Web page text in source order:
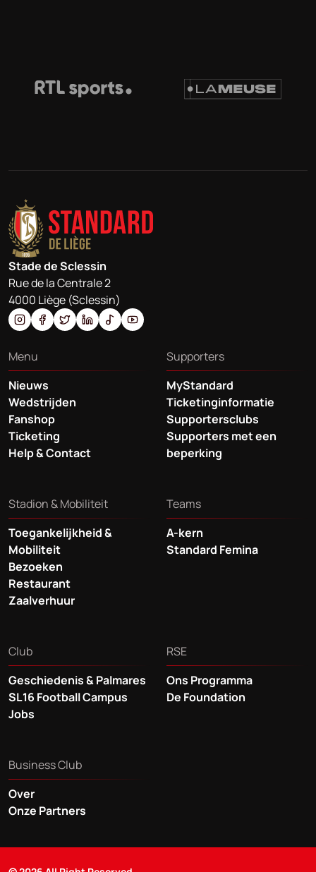
Stade de Sclessin
Rue de la Centrale 2
4000 Liège (Sclessin)
Menu
Nieuws
Wedstrijden
Fanshop
Ticketing
Help & Contact
Supporters
MyStandard
Ticketinginformatie
Supportersclubs
Supporters met een
beperking
Stadion & Mobiliteit
Toegankelijkheid &
Mobiliteit
Bezoeken
Restaurant
Zaalverhuur
Teams
A-kern
Standard Femina
Club
Geschiedenis & Palmares
SL16 Football Campus
Jobs
RSE
Ons Programma
De Foundation
Business Club
Over
Onze Partners